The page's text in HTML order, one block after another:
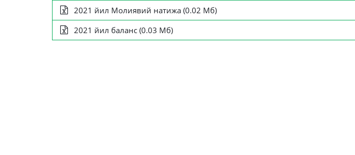
2021 йил Молиявий натижа (0.02 Мб)
2021 йил баланс (0.03 Мб)